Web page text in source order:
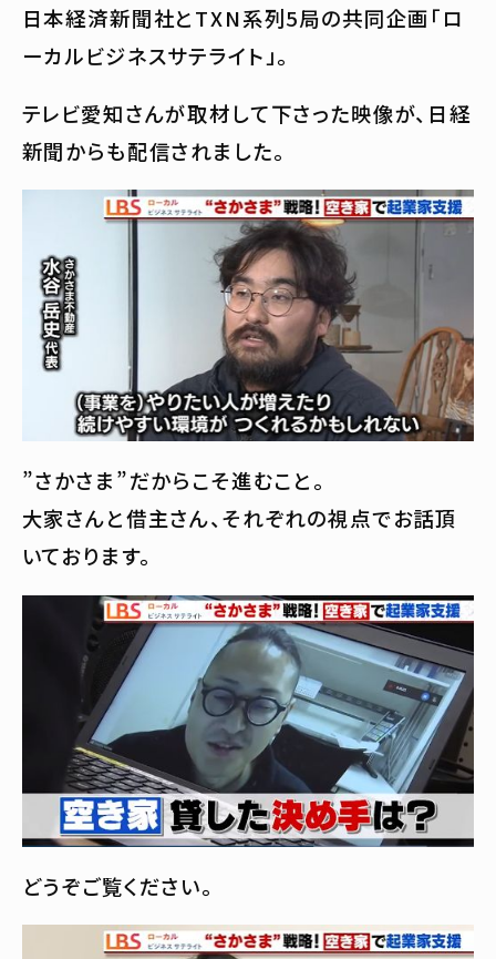
日本経済新聞社とTXN系列5局の共同企画「ロ
ーカルビジネスサテライト」。
テレビ愛知さんが取材して下さった映像が、日経
新聞からも配信されました。
”さかさま”だからこそ進むこと。
大家さんと借主さん、それぞれの視点でお話頂
いております。
どうぞご覧ください。